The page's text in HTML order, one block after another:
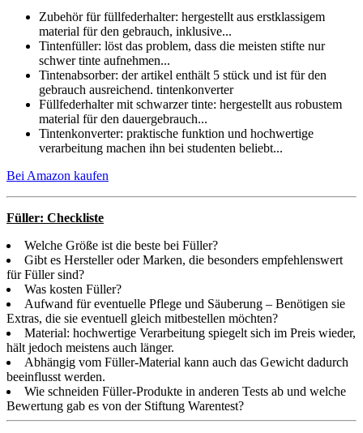
Zubehör für füllfederhalter: hergestellt aus erstklassigem
material für den gebrauch, inklusive...
Tintenfüller: löst das problem, dass die meisten stifte nur
schwer tinte aufnehmen...
Tintenabsorber: der artikel enthält 5 stück und ist für den
gebrauch ausreichend. tintenkonverter
Füllfederhalter mit schwarzer tinte: hergestellt aus robustem
material für den dauergebrauch...
Tintenkonverter: praktische funktion und hochwertige
verarbeitung machen ihn bei studenten beliebt...
Bei Amazon kaufen
Füller: Checkliste
Welche Größe ist die beste bei Füller?
Gibt es Hersteller oder Marken, die besonders empfehlenswert
für Füller sind?
Was kosten Füller?
Aufwand für eventuelle Pflege und Säuberung – Benötigen sie
Extras, die sie eventuell gleich mitbestellen möchten?
Material: hochwertige Verarbeitung spiegelt sich im Preis wieder,
hält jedoch meistens auch länger.
Abhängig vom Füller-Material kann auch das Gewicht dadurch
beeinflusst werden.
Wie schneiden Füller-Produkte in anderen Tests ab und welche
Bewertung gab es von der Stiftung Warentest?